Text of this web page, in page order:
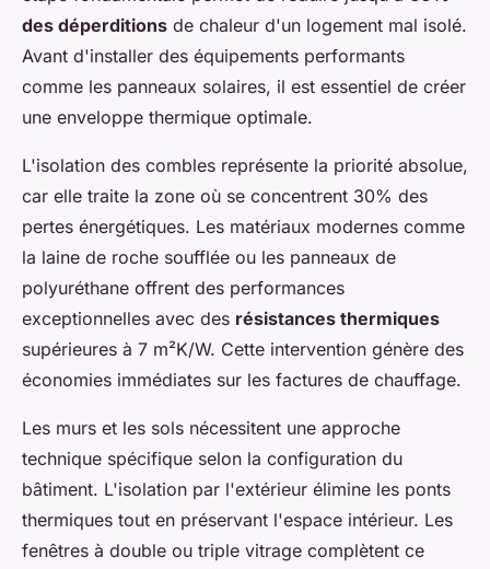
des déperditions de chaleur d'un logement mal isolé.
Avant d'installer des équipements performants
comme les panneaux solaires, il est essentiel de créer
une enveloppe thermique optimale.
L'isolation des combles représente la priorité absolue,
car elle traite la zone où se concentrent 30% des
pertes énergétiques. Les matériaux modernes comme
la laine de roche soufflée ou les panneaux de
polyuréthane offrent des performances
exceptionnelles avec des résistances thermiques
supérieures à 7 m²K/W. Cette intervention génère des
économies immédiates sur les factures de chauffage.
Les murs et les sols nécessitent une approche
technique spécifique selon la configuration du
bâtiment. L'isolation par l'extérieur élimine les ponts
thermiques tout en préservant l'espace intérieur. Les
fenêtres à double ou triple vitrage complètent ce